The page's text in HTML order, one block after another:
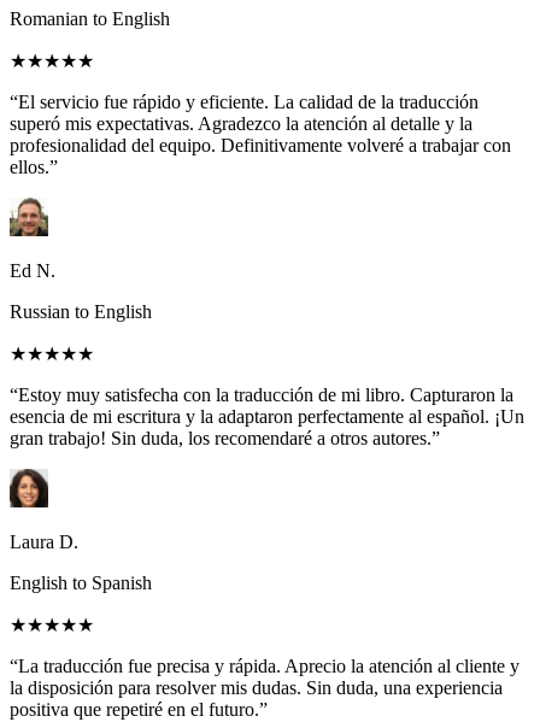
Romanian to English
★★★★★
“El servicio fue rápido y eficiente. La calidad de la traducción
superó mis expectativas. Agradezco la atención al detalle y la
profesionalidad del equipo. Definitivamente volveré a trabajar con
ellos.”
Ed N.
Russian to English
★★★★★
“Estoy muy satisfecha con la traducción de mi libro. Capturaron la
esencia de mi escritura y la adaptaron perfectamente al español. ¡Un
gran trabajo! Sin duda, los recomendaré a otros autores.”
Laura D.
English to Spanish
★★★★★
“La traducción fue precisa y rápida. Aprecio la atención al cliente y
la disposición para resolver mis dudas. Sin duda, una experiencia
positiva que repetiré en el futuro.”